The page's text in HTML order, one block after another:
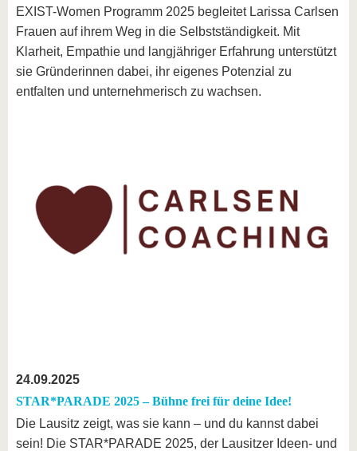
EXIST-Women Programm 2025 begleitet Larissa Carlsen
Frauen auf ihrem Weg in die Selbstständigkeit. Mit
Klarheit, Empathie und langjähriger Erfahrung unterstützt
sie Gründerinnen dabei, ihr eigenes Potenzial zu
entfalten und unternehmerisch zu wachsen.
24.09.2025
STAR*PARADE 2025 – Bühne frei für deine Idee!
Die Lausitz zeigt, was sie kann – und du kannst dabei
sein! Die STAR*PARADE 2025, der Lausitzer Ideen- und